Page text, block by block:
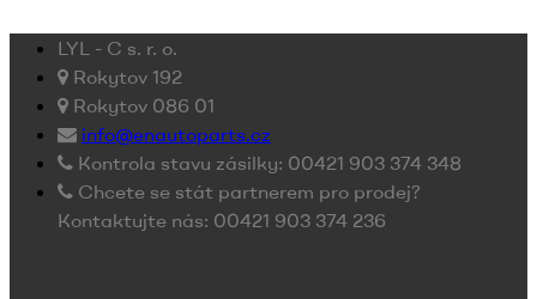
LYL - C s. r. o.
Rokytov 192
Rokytov 086 01
info@enautoparts.cz
Kontrola stavu zásilky: 00421 903 374 348
Chcete se stát partnerem pro prodej?
Kontaktujte nás: 00421 903 374 236